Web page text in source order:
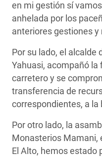
en mi gestión sí
anhelada por los
anteriores gestiones y
Por su lado, el alcalde
Yahuasi, acompañó
carretero y se
transferencia de
correspondientes, a la
Por otro lado, la
Monasterios Mamani,
El Alto, hemos estado